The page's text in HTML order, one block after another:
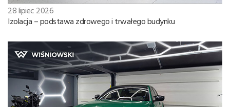
28 lipiec 2026
Izolacja – podstawa zdrowego i trwałego budynku